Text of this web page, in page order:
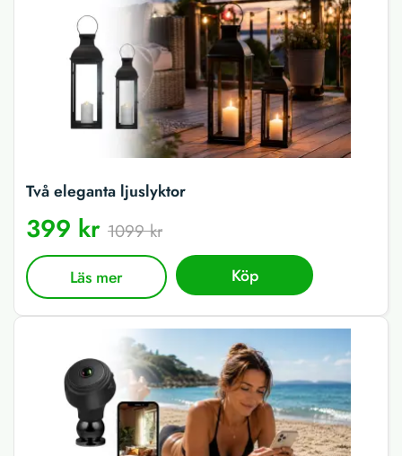
Två eleganta ljuslyktor
399 kr 1099 kr
Läs mer Köp